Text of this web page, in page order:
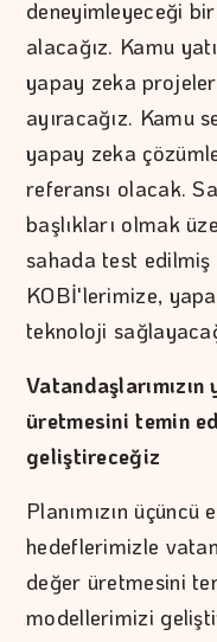
deneyimleyeceği
alacağız. Kamu
yapay zeka
ayıracağız. Kamu
yapay zeka
referansı olacak.
başlıkları olmak
sahada test
KOBİ'lerimize,
teknoloji
üretmesini temin
geliştireceğiz
Planımızın
hedeflerimizle
değer üretmesini
modellerimizi